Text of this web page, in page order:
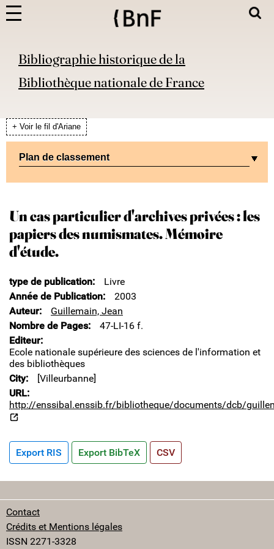
Bibliographie historique de la
Bibliothèque nationale de France
+ Voir le fil d'Ariane
Plan de classement
Un cas particulier d'archives privées : les
papiers des numismates. Mémoire
d'étude.
type de publication
Livre
Année de Publication
2003
Auteur
Guillemain, Jean
Nombre de Pages
47-LI-16 f.
Editeur
Ecole nationale supérieure des sciences de l'information et
des bibliothèques
City
[Villeurbanne]
URL
http://enssibal.enssib.fr/bibliotheque/documents/dcb/
Export RIS Export BibTeX CSV
Contact
Crédits et Mentions légales
ISSN 2271-3328